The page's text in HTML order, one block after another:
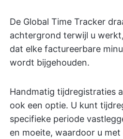
De Global Time Tracker
achtergrond terwijl u
dat elke factureerbare
wordt bijgehouden.
Handmatig tijdregistraties
ook een optie. U kunt
specifieke periode
en moeite, waardoor u